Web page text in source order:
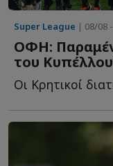
Super League | 08/08
ΟΦΗ:
του